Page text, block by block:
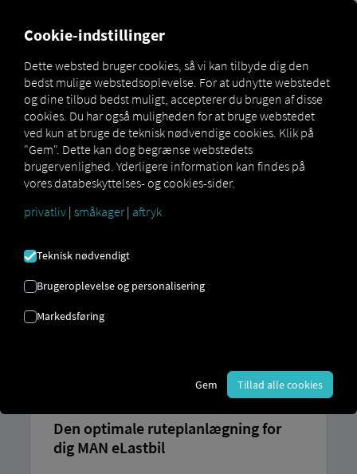
Marketplace MAN DigitalServices MAN SmartRoute
MAN SmartRoute er en del af den digitale
omgang være tilgængelige i begrænset antal
tilgængelighed forventes i løbet af 2026.
SMARTROUTE
Den optimale ruteplanlægning for
dig MAN eLastbil
Cookie-indstillinger
Dette websted bruger cookies, så vi kan tilbyde dig den
bedst mulige webstedsoplevelse. For at udnytte webstedet
og dine tilbud bedst muligt, accepterer du brugen af ​​disse
cookies. Du har også muligheden for at bruge webstedet
ved kun at bruge de teknisk nødvendige cookies. Klik på
"Gem". Dette kan dog begrænse webstedets
brugervenlighed. Yderligere information kan findes på
vores databeskyttelses- og cookies-sider.
privatliv | småkager | aftryk
Teknisk nødvendigt
Brugeroplevelse og personalisering
Markedsføring
Gem Tillad alle cookies